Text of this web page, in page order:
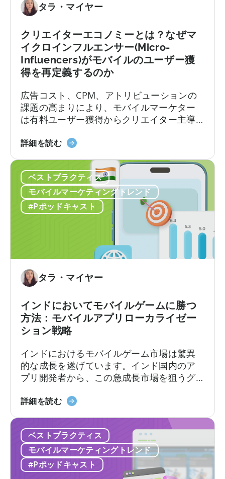
イ
ィ
ブ
の
作
り
に
つ
て
へ：
年
に
モ
バ
イ
ル
ア
プ
ポ
ト
フ
ォ
リ
オ
化
す
理
由」
に
い
て
タラ・マイヤー
クリエイターエコノミーとは？なぜマ
イクロインフルエンサー(Micro-
Influencers)がモバイルのユーザー獲
得を再定義するのか
広告コスト、CPM、アトリビューションの
課題の高まりにより、モバイルマーケター
は有料ユーザー獲得からクリエイター主導
す。アプリ開発者やモバイルマーケターに
テスト、そして成功したクリエイティブの
拡大という従来のロードマップは、ますま
すコストがかさむようになっています。か
つては予測可能だったターゲティングと入
札の科学は、新たな段階へと進化を遂げて
詳細を読む「ク
イ
タ
ー
エ
と
何
か？
マ
イ
ク
ロ
イ
ン
フ
ル
エ
ン
サ
ー
が
ベストプラクティス
モバイルマーケティングトレンド
#Pポッドキャスト
タラ・マイヤー
インドにおいてモバイルゲームに勝つ
方法：モバイルアプリローカライゼー
ション戦略
インドにおけるモバイルゲーム市場は驚異
的な成長を遂げています。インド国内のア
プリ開発者から、この急成長市場を狙うグ
プリのローカライゼーションと消費者動向
詳細を読む「イ
の
モ
バ
イ
ベストプラクティス
モバイルマーケティングトレンド
#Pポッドキャスト